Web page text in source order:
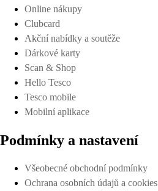
Online nákupy
Clubcard
Akční nabídky a soutěže
Dárkové karty
Scan & Shop
Hello Tesco
Tesco mobile
Mobilní aplikace
Podmínky a nastavení
Všeobecné obchodní podmínky
Ochrana osobních údajů a cookies